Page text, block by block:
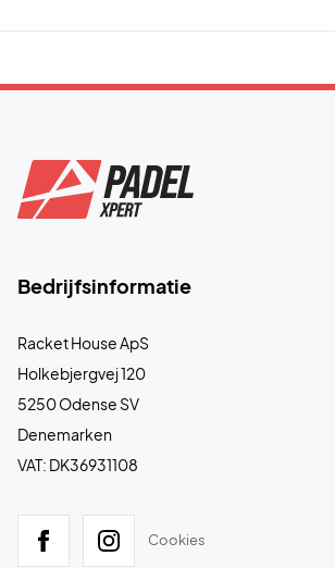
Bedrijfsinformatie
Racket House ApS
Holkebjergvej 120
5250 Odense SV
Denemarken
VAT: DK36931108
Cookies